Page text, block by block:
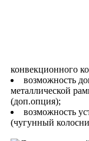
конвекционного
возможность
металлической
(доп.опция);
возможность
(чугунный